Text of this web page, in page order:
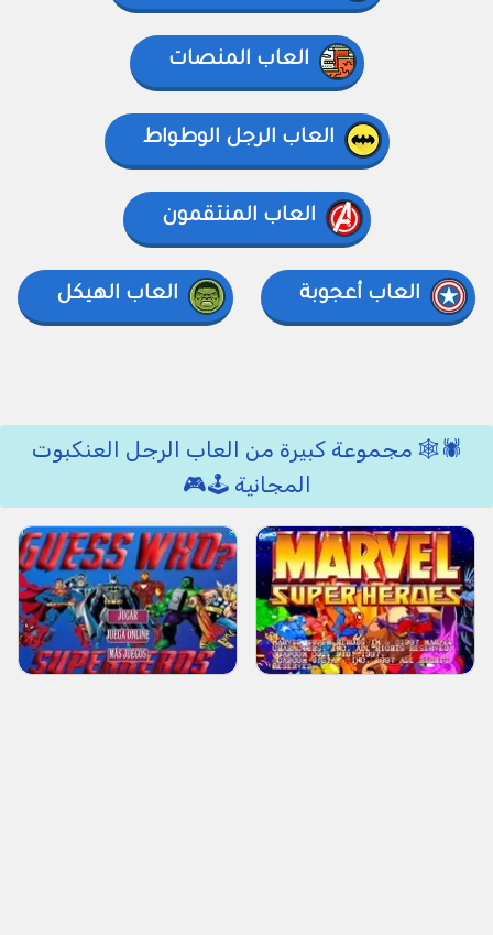
العاب المنصات
العاب الرجل الوطواط
العاب المنتقمون
العاب أعجوبة العاب الهيكل
🕷️🕸️ مجموعة كبيرة من العاب الرجل العنكبوت
المجانية 🕹️🎮